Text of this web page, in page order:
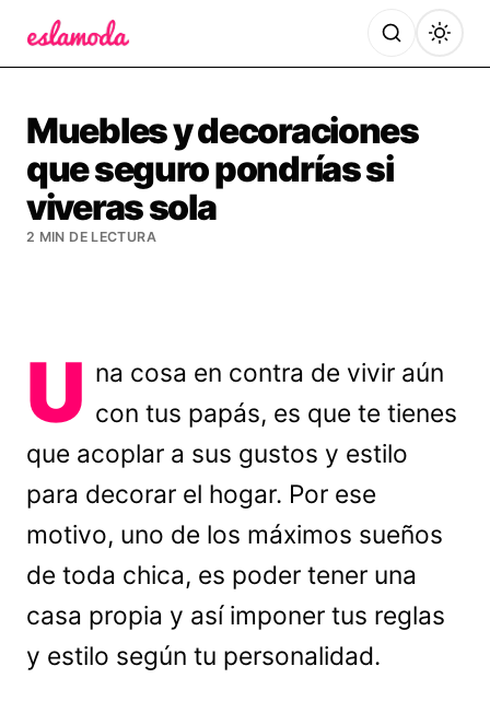
Muebles y decoraciones
que seguro pondrías si
viveras sola
2 MIN DE LECTURA
U na cosa en contra de vivir aún
con tus papás, es que te tienes
que acoplar a sus gustos y estilo
para decorar el hogar. Por ese
motivo, uno de los máximos sueños
de toda chica, es poder tener una
casa propia y así imponer tus reglas
y estilo según tu personalidad.